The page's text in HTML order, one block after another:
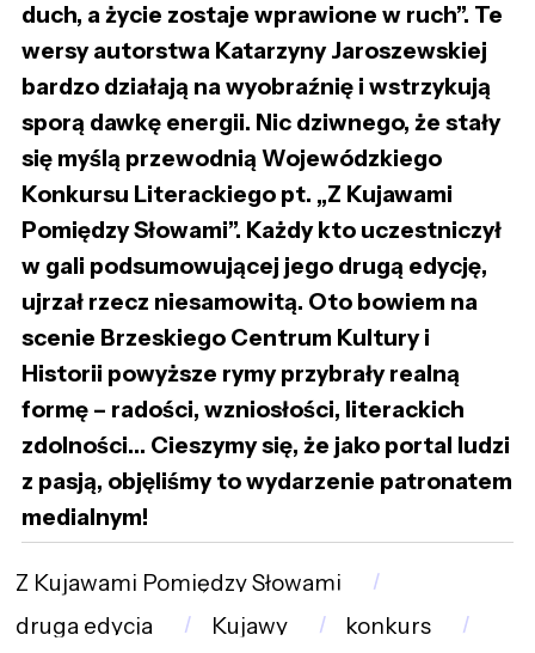
duch, a życie zostaje wprawione w ruch”. Te
wersy autorstwa Katarzyny Jaroszewskiej
bardzo działają na wyobraźnię i wstrzykują
sporą dawkę energii. Nic dziwnego, że stały
się myślą przewodnią Wojewódzkiego
Konkursu Literackiego pt. „Z Kujawami
Pomiędzy Słowami”. Każdy kto uczestniczył
w gali podsumowującej jego drugą edycję,
ujrzał rzecz niesamowitą. Oto bowiem na
scenie Brzeskiego Centrum Kultury i
Historii powyższe rymy przybrały realną
formę – radości, wzniosłości, literackich
zdolności… Cieszymy się, że jako portal ludzi
z pasją, objęliśmy to wydarzenie patronatem
medialnym!
Z Kujawami Pomiędzy Słowami
druga edycja
Kujawy
konkurs